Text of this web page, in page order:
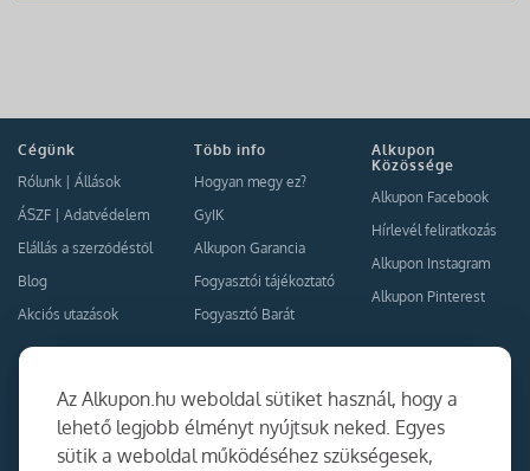
Az Alkupon.hu weboldal sütiket használ, hogy a
lehető legjobb élményt nyújtsuk neked. Egyes
sütik a weboldal működéséhez szükségesek,
Cégünk
Rólunk
Állások
ÁSZF
Adatvédelem
Elállás a szerződéstől
Blog
Akciós utazások
Több info
Hogyan megy ez?
GyIK
Alkupon Garancia
Fogyasztói tájékoztató
Fogyasztó Barát
Alkupon
Közössége
Alkupon Facebook
Hírlevél feliratkozás
Alkupon Instagram
Alkupon Pinterest
Együttműködés
Kapcsolat
Ajánlj nekünk!